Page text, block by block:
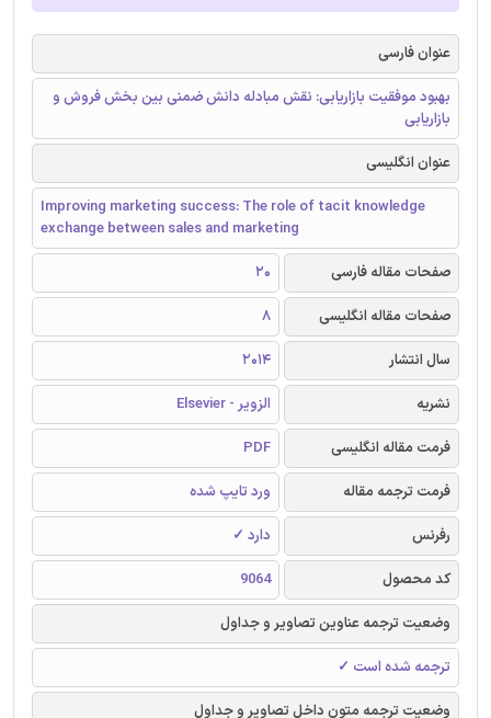
عنوان فارسی
بهبود موفقیت بازاریابی: نقش مبادله دانش ضمنی بین بخش فروش و
بازاریابی
عنوان انگلیسی
Improving marketing success: The role of tacit knowledge
exchange between sales and marketing
صفحات مقاله فارسی
20
صفحات مقاله انگلیسی
8
سال انتشار
2014
نشریه
الزویر - Elsevier
فرمت مقاله انگلیسی
PDF
فرمت ترجمه مقاله
ورد تایپ شده
رفرنس
دارد ✓
کد محصول
9064
وضعیت ترجمه عناوین تصاویر و جداول
ترجمه شده است ✓
وضعیت ترجمه متون داخل تصاویر و جداول